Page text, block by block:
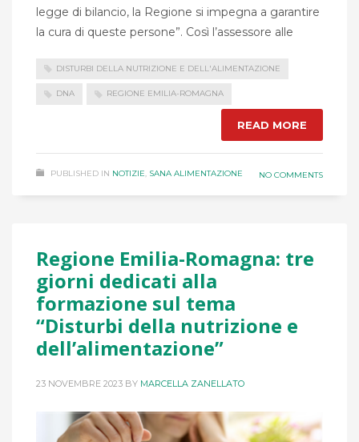
legge di bilancio, la Regione si impegna a garantire
la cura di queste persone”. Così l’assessore alle
DISTURBI DELLA NUTRIZIONE E DELL'ALIMENTAZIONE
DNA REGIONE EMILIA-ROMAGNA
READ MORE
PUBLISHED IN NOTIZIE SANA ALIMENTAZIONE NO COMMENTS
Regione Emilia-Romagna: tre
giorni dedicati alla
formazione sul tema
“Disturbi della nutrizione e
dell’alimentazione”
23 NOVEMBRE 2023 BY MARCELLA ZANELLATO